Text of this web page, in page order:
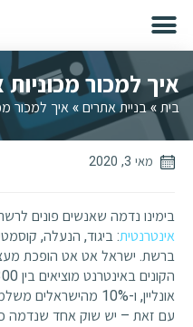
איך למכור מכוניות
בית »בניית אתרים» איך למכור
מאי 3, 2020
בימינו נדמה שאנשים פונים
אינטרנטית: ביגוד, הנעלה,
ברשת. ישראל אט אט הופכת
עם זאת – יש שוק אחד שנדמה